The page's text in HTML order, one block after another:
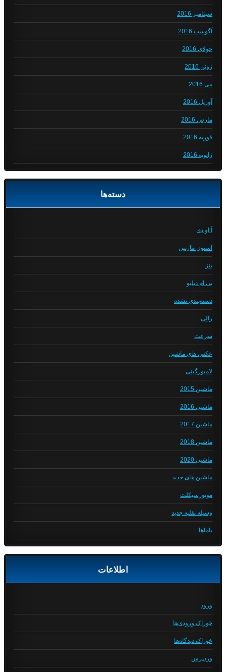
سپتامبر 2016
آگوست 2016
جولای 2016
ژوئن 2016
می 2016
آوریل 2016
مارس 2016
فوریه 2016
ژانویه 2016
دسته‌ها
آ او دی
استون مارتین
بنز
بی ام دبلیو
دسته‌بندی نشده
رالی
سرعت
عکس های ماشین
لامبورگینی
ماشین 2015
ماشین 2016
ماشین 2017
ماشین 2018
ماشین 2020
ماشین های جدید
موتورسیکلت
وسیله نقلیه جدید
یاماها
اطلاعات
ورود
خوراک ورودی‌ها
خوراک دیدگاه‌ها
وردپرس